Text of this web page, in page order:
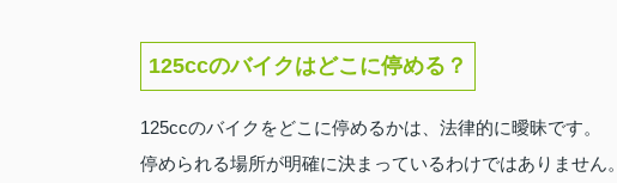
125ccのバイクはどこに停める？
125ccのバイクをどこに停めるかは、法律的に曖昧です。
停められる場所が明確に決まっているわけではありません。